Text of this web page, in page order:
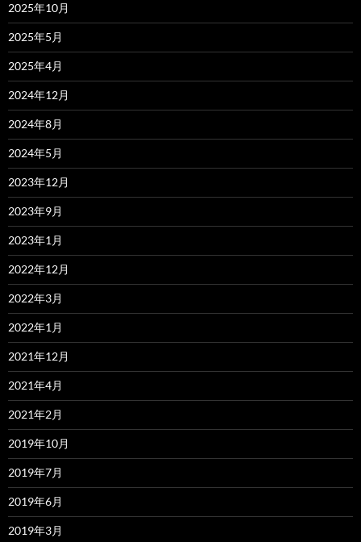
2025年10月
2025年5月
2025年4月
2024年12月
2024年8月
2024年5月
2023年12月
2023年9月
2023年1月
2022年12月
2022年3月
2022年1月
2021年12月
2021年4月
2021年2月
2019年10月
2019年7月
2019年6月
2019年3月